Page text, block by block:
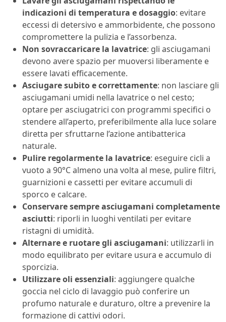
indicazioni di temperatura e dosaggio: evitare
eccessi di detersivo e ammorbidente, che possono
compromettere la pulizia e l’assorbenza.
Non sovraccaricare la lavatrice: gli asciugamani
devono avere spazio per muoversi liberamente e
essere lavati efficacemente.
Asciugare subito e correttamente: non lasciare gli
asciugamani umidi nella lavatrice o nel cesto;
optare per asciugatrici con programmi specifici o
stendere all’aperto, preferibilmente alla luce solare
diretta per sfruttarne l’azione antibatterica
naturale.
Pulire regolarmente la lavatrice: eseguire cicli a
vuoto a 90°C almeno una volta al mese, pulire filtri,
guarnizioni e cassetti per evitare accumuli di
sporco e calcare.
Conservare sempre asciugamani completamente
asciutti: riporli in luoghi ventilati per evitare
ristagni di umidità.
Alternare e ruotare gli asciugamani: utilizzarli in
modo equilibrato per evitare usura e accumulo di
sporcizia.
Utilizzare oli essenziali: aggiungere qualche
goccia nel ciclo di lavaggio può conferire un
profumo naturale e duraturo, oltre a prevenire la
formazione di cattivi odori.